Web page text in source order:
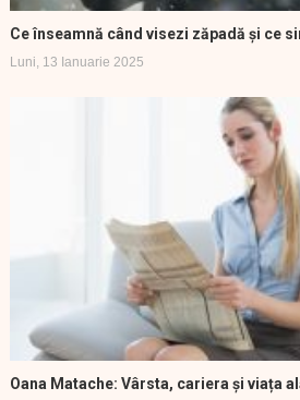
Ce înseamnă când visezi zăpadă și ce
Luni, 13 Ianuarie 2025
Oana Matache: Vârsta, cariera și viața